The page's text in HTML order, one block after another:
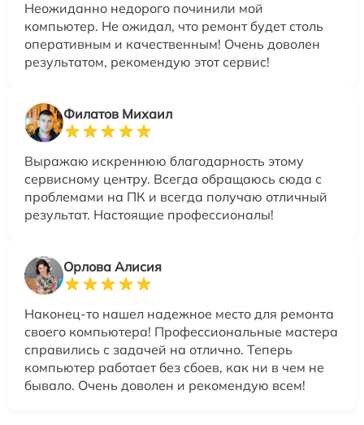
Неожиданно недорого починили мой
компьютер. Не ожидал, что ремонт будет столь
оперативным и качественным! Очень доволен
результатом, рекомендую этот сервис!
Филатов Михаил
Выражаю искреннюю благодарность этому
сервисному центру. Всегда обращаюсь сюда с
проблемами на ПК и всегда получаю отличный
результат. Настоящие профессионалы!
Орлова Алисия
Наконец-то нашел надежное место для ремонта
своего компьютера! Профессиональные мастера
справились с задачей на отлично. Теперь
компьютер работает без сбоев, как ни в чем не
бывало. Очень доволен и рекомендую всем!